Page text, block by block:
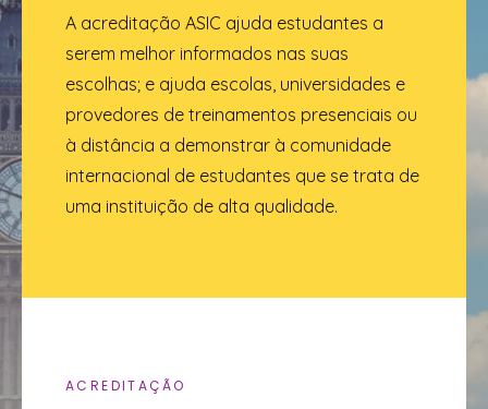
A acreditação ASIC ajuda estudantes a
serem melhor informados nas suas
escolhas; e ajuda escolas, universidades e
provedores de treinamentos presenciais ou
à distância a demonstrar à comunidade
internacional de estudantes que se trata de
uma instituição de alta qualidade.
ACREDITAÇÃO